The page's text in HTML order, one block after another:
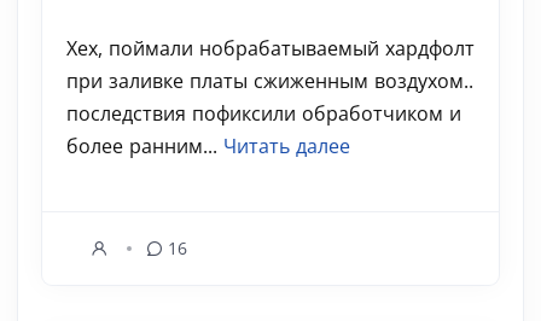
Хех, поймали нобрабатываемый хардфолт
при заливке платы сжиженным воздухом..
последствия пофиксили обработчиком и
более ранним... Читать далее
16